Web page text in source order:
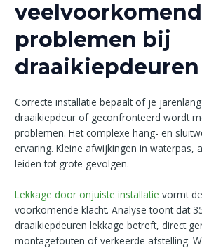
problemen bij
draaikiepdeuren
Correcte installatie bepaalt of je
draaikiepdeur of geconfronteerd wordt
problemen. Het complexe hang- en
ervaring. Kleine afwijkingen in waterpas,
leiden tot grote gevolgen.
Lekkage door onjuiste installatie vormt
voorkomende klacht. Analyse toont dat
draaikiepdeuren lekkage betreft, direct
montagefouten of verkeerde afstelling.